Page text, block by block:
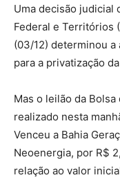
Uma decisão judicial
Federal e Territórios
(03/12) determinou a
para a privatização
Mas o leilão da
realizado nesta
Venceu a Bahia
Neoenergia, por R$
relação ao valor